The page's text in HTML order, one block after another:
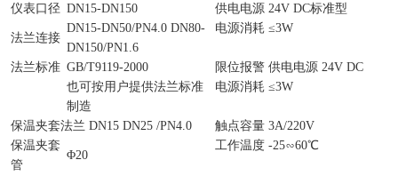
仪表口径 DN15-DN150 供电电源 24V DC标准型
法兰连接
DN15-DN50/PN4.0 DN80-
DN150/PN1.6
电源消耗 ≤3W
法兰标准 GB/T9119-2000
限位报警 供电电源 24V DC
也可按用户提供法兰标准
制造
电源消耗 ≤3W
保温夹套法兰 DN15 DN25 /PN4.0
触点容量 3A/220V
保温夹套
管
Φ20
工作温度 -25∽60℃